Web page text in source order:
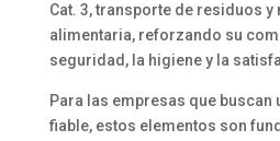
Cat. 3, transporte de residuos y
alimentaria, reforzando su
seguridad, la higiene y la
Para las empresas que
fiable, estos elementos son